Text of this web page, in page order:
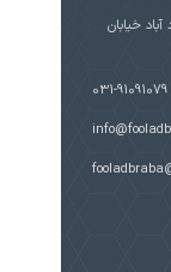
خیابان
031-91091079